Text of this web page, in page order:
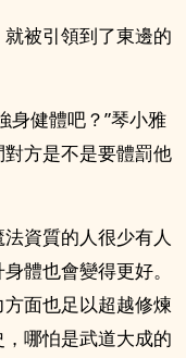
被引領到了東邊的
身健體吧？”琴小雅
方是不是要體罰他
資質的人很少有人
體也會變得更好。
面也足以超越修煉
哪怕是武道大成的